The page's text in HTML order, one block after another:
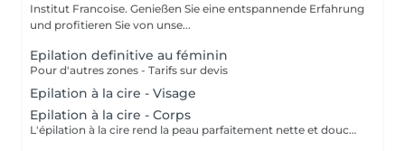
Institut Francoise. Genießen Sie eine entspannende Erfahrung
und profitieren Sie von unse...
Epilation definitive au féminin
Pour d'autres zones - Tarifs sur devis
Epilation à la cire - Visage
Epilation à la cire - Corps
L'épilation à la cire rend la peau parfaitement nette et douce. Cest un art exigeant, qui nécessite des cires de qualité et un réel savoir-faire. Nous avons sélectionné des cires dexception Perron Rigaux, qui vous garantissent une épilation tout en douceur en respectant votre peau, et une repousse vraiment moins rapide.